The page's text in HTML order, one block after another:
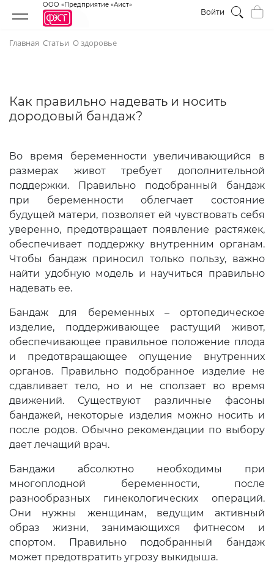
ООО «Предприятие «Аист»
Войти
Главная Статьи О здоровье
Как правильно надевать и носить
дородовый бандаж?
Во время беременности увеличивающийся в
размерах живот требует дополнительной
поддержки. Правильно подобранный бандаж
при беременности облегчает состояние
будущей матери, позволяет ей чувствовать себя
уверенно, предотвращает появление растяжек,
обеспечивает поддержку внутренним органам.
Чтобы бандаж приносил только пользу, важно
найти удобную модель и научиться правильно
надевать ее.
Бандаж для беременных – ортопедическое
изделие, поддерживающее растущий живот,
обеспечивающее правильное положение плода
и предотвращающее опущение внутренних
органов. Правильно подобранное изделие не
сдавливает тело, но и не сползает во время
движений. Существуют различные фасоны
бандажей, некоторые изделия можно носить и
после родов. Обычно рекомендации по выбору
дает лечащий врач.
Бандажи абсолютно необходимы при
многоплодной беременности, после
разнообразных гинекологических операций.
Они нужны женщинам, ведущим активный
образ жизни, занимающихся фитнесом и
спортом. Правильно подобранный бандаж
может предотвратить угрозу выкидыша.